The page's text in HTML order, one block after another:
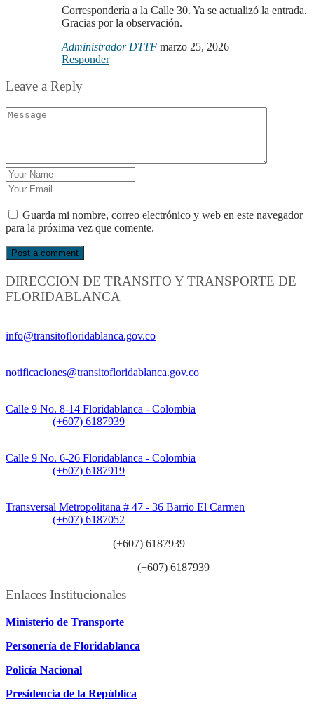
Correspondería a la Calle 30. Ya se actualizó la entrada.
Gracias por la observación.
Administrador DTTF marzo 25, 2026
Responder
Leave a Reply
Guarda mi nombre, correo electrónico y web en este navegador
para la próxima vez que comente.
DIRECCION DE TRANSITO Y TRANSPORTE DE
FLORIDABLANCA
info@transitofloridablanca.gov.co
notificaciones@transitofloridablanca.gov.co
Calle 9 No. 8-14 Floridablanca - Colombia
(+607) 6187939
Calle 9 No. 6-26 Floridablanca - Colombia
(+607) 6187919
Transversal Metropolitana # 47 - 36 Barrio El Carmen
(+607) 6187052
(+607) 6187939
(+607) 6187939
Enlaces Institucionales
Ministerio de Transporte
Personería de Floridablanca
Policía Nacional
Presidencia de la República